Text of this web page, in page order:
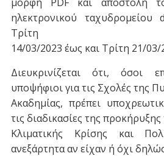
ηλεκτρονικού ταχυδρομείου
Τρίτη
14/03/2023 έως και Τρίτη 21/03/
Διευκρινίζεται ότι, όσοι
υποψήφιοι για τις Σχολές της
Ακαδημίας, πρέπει
τις διαδικασίες της
Κλιματικής Κρίσης και
ανεξάρτητα αν είχαν ή όχι